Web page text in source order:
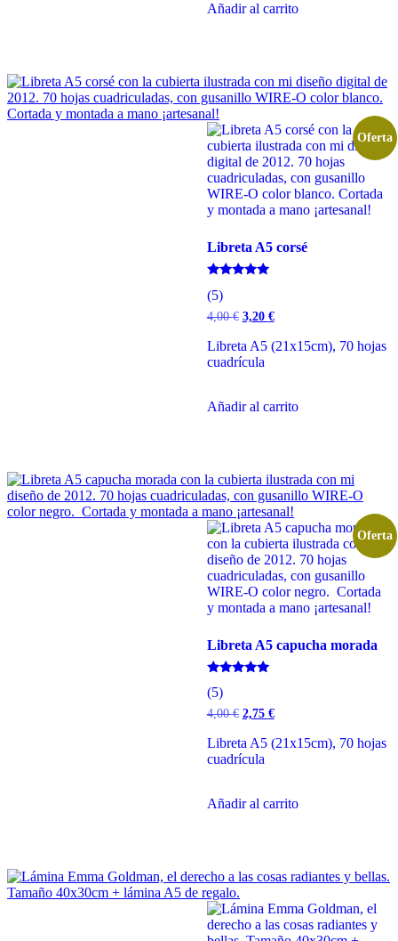
Añadir al carrito
Oferta
Libreta A5 corsé
con
5.00
de 5
(5)
4,00€ El
original
era:
3,20 €El
actual
Libreta A5 (21x15cm), 70 hojas
cuadrícula
Añadir al carrito
Oferta
Libreta A5 capucha morada
con
5.00
de 5
(5)
4,00€ El
original
era:
2,75 €El
actual
Libreta A5 (21x15cm), 70 hojas
cuadrícula
Añadir al carrito